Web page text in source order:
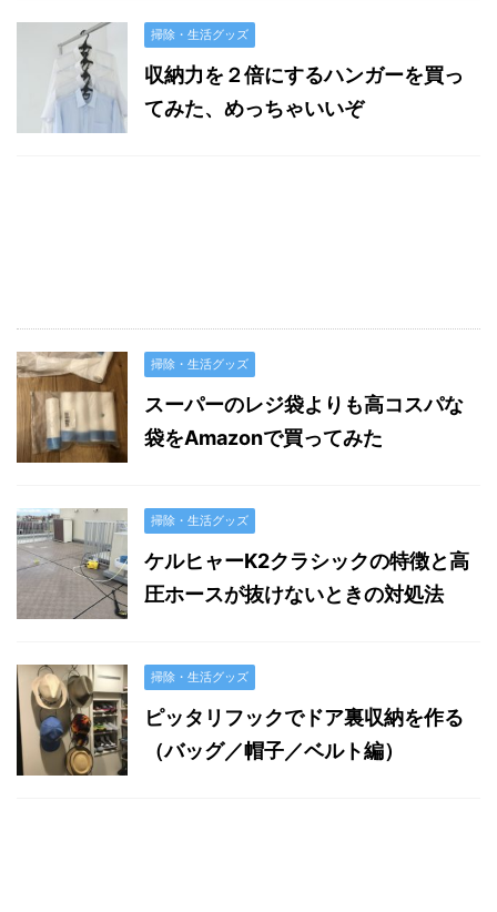
掃除・生活グッズ
収納力を２倍にするハンガーを買っ
てみた、めっちゃいいぞ
掃除・生活グッズ
スーパーのレジ袋よりも高コスパな
袋をAmazonで買ってみた
掃除・生活グッズ
ケルヒャーK2クラシックの特徴と高
圧ホースが抜けないときの対処法
掃除・生活グッズ
ピッタリフックでドア裏収納を作る
（バッグ／帽子／ベルト編）